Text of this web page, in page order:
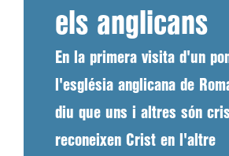
els anglicans
En la primera visita d'un
l'església anglicana de
diu que uns i altres són
reconeixen Crist en l'altre